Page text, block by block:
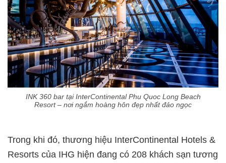
INK 360 bar tại InterContinental Phu Quoc Long Beach
Resort – nơi ngắm hoàng hôn đẹp nhất đảo ngọc
Trong khi đó, thương hiệu InterContinental Hotels &
Resorts của IHG hiện đang có 208 khách sạn tương